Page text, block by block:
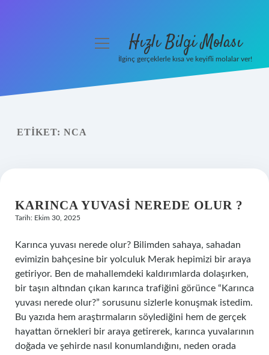
Yasal Uyarı
menüyüHızlı Bilgi Molası
İlginç gerçeklerle kısa ve keyifli molalar ver!
ETIKET: NCA
KARINCA YUVASI NEREDE OLUR ?
Tarih: Ekim 30, 2025
Karınca yuvası nerede olur? Bilimden sahaya, sahadan
evimizin bahçesine bir yolculuk Merak hepimizi bir araya
getiriyor. Ben de mahallemdeki kaldırımlarda dolaşırken,
bir taşın altından çıkan karınca trafiğini görünce “Karınca
yuvası nerede olur?” sorusunu sizlerle konuşmak istedim.
Bu yazıda hem araştırmaların söylediğini hem de gerçek
hayattan örnekleri bir araya getirerek, karınca yuvalarının
doğada ve şehirde nasıl konumlandığını, neden orada